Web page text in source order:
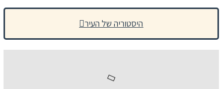
היסטוריה של העיר